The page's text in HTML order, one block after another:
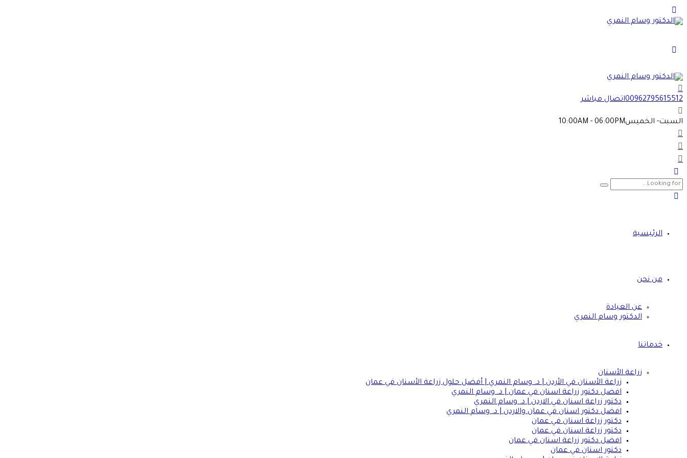
00962795615512اتصال مباشر
السبت- الخميس10:00AM - 06:00PM
الرئيسية
من نحن
عن العيادة
الدكتور وسام النمري
خدماتنا
زراعة الأسنان
زراعة الأسنان في الأردن | د. وسام النمري | أفضل حلول زراعة الأسنان في عمان
افضل دكتور زراعة اسنان في عمان | د. وسام النمري
دكتور زراعة اسنان في الاردن | د. وسام النمري
افضل دكتور اسنان في عمان والاردن | د. وسام النمري
دكتور زراعة اسنان في عمان
دكتور زراعة اسنان في عمان
افضل دكتور زراعة اسنان في عمان
دكتور اسنان في عمان